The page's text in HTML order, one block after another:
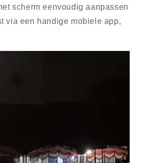
scherm eenvoudig aanpassen
via een handige mobiele app,